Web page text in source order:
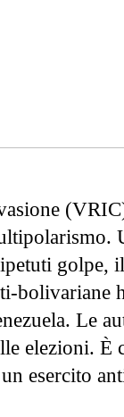
golpe,
bolivariane
Le
elezioni. È
esercito